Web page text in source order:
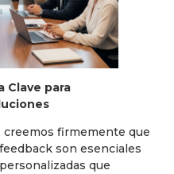
Clave para
creemos firmemente que
son esenciales
que